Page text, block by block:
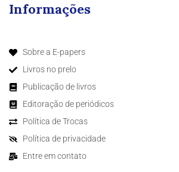
Informações
Sobre a E-papers
Livros no prelo
Publicação de livros
Editoração de periódicos
Política de Trocas
Política de privacidade
Entre em contato